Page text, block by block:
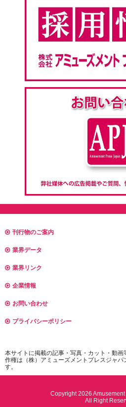
刊行物のご案内
業界データ
業界リンク
企業情報
お問い合わせ
プライバシーポリシー
本サイトに掲載の記事・写真・カット・動
作権は（株）アミューズメントプレスジャパ
す。
Copyright 2026 Amusement
All Right